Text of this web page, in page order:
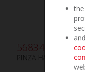
568340
PINZA HALSTEAD-